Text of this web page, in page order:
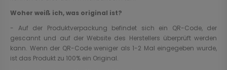
Woher weiß ich, was original ist?
- Auf der Produktverpackung befindet sich ein QR-Code, der
gescannt und auf der Website des Herstellers überprüft werden
kann. Wenn der QR-Code weniger als 1-2 Mal eingegeben wurde,
ist das Produkt zu 100% ein Original.